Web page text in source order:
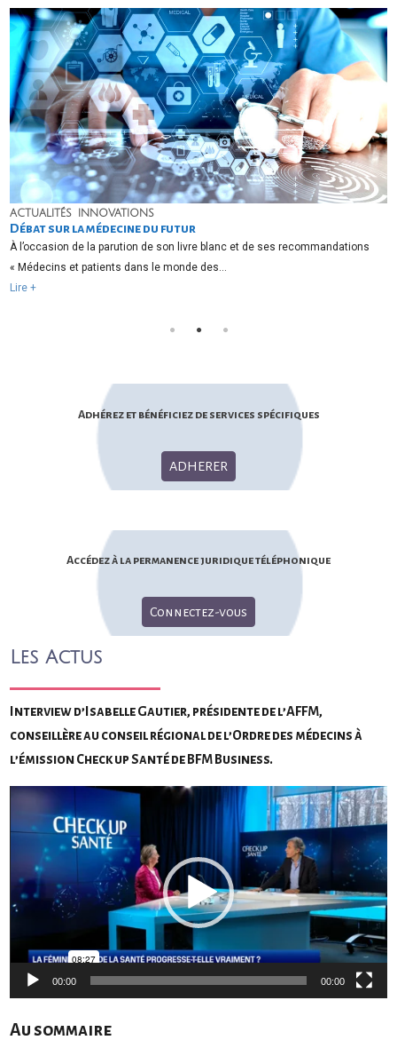
ACTUALITÉS INNOVATIONS
Débat sur la médecine du futur
À l’occasion de la parution de son livre blanc et de ses recommandations
« Médecins et patients dans le monde des…
Lire +
Adhérez et bénéficiez de services spécifiques
ADHERER
Accédez à la permanence juridique téléphonique
Connectez-vous
Les Actus
Interview d’Isabelle Gautier, présidente de l’AFFM,
conseillère au conseil régional de l’Ordre des médecins à
l’émission Check up Santé de BFM Business.
Lecteur
00:00 00:00
Au sommaire